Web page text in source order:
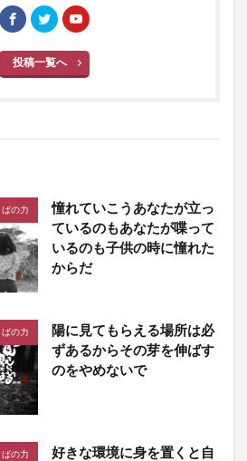
投稿一覧へ
ばの力
憧れていこうあなたが立っ
ているのもあなたが喋って
いるのも子供の時に憧れた
からだ
ばの力
陽に見てもらえる場所は必
ずあるからその芽を伸ばす
のをやめないで
ばの力
好きな環境に身を置くと自